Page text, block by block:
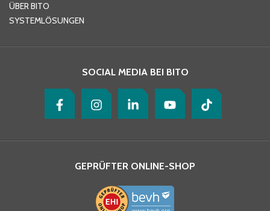
ÜBER BITO
SYSTEMLÖSUNGEN
SOCIAL MEDIA BEI BITO
GEPRÜFTER ONLINE-SHOP